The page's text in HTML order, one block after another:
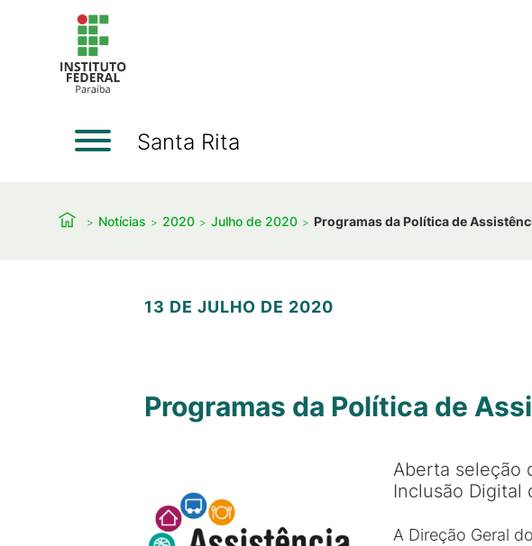
Santa Rita
Notícias 2020 Julho de 2020 Programas da Política de
13 DE JULHO DE 2020
Programas da Política de
Aberta seleção
Inclusão Digital
A Direção Geral